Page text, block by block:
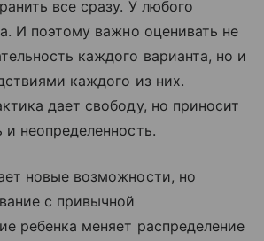
все сразу. У любого
И поэтому важно оценивать не
каждого варианта, но и
каждого из них.
дает свободу, но приносит
и неопределенность.
новые возможности, но
с привычной
ребенка меняет распределение